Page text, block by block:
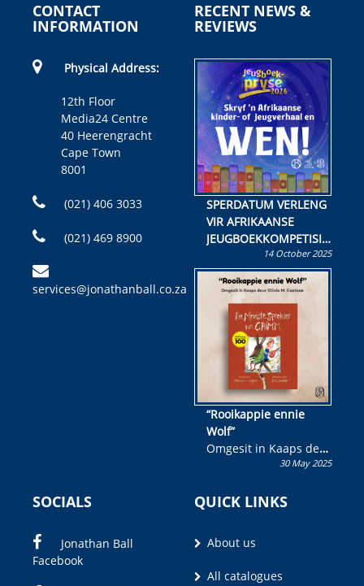
CONTACT
INFORMATION
Physical Address:
12th Floor
Media24 Centre
40 Heerengracht
Cape Town
8001
(021) 406 3033
(021) 469 8900
services@jonathanball.co.za
RECENT NEWS &
REVIEWS
SPERDATUM VERLENG
VIR AFRIKAANSE
JEUGBOEKKOMPETISIE
Skryf ’n jeugboek of
kinderboek en staan ’n
kans om R50 000 te
wen!
14 October 2025
“Rooikappie ennie
Wolf”
Omgesit in Kaaps deur
Olivia M. Coetzee30 May 2025
SOCIALS
Jonathan Ball
Facebook
QUICK LINKS
About us
All catalogues